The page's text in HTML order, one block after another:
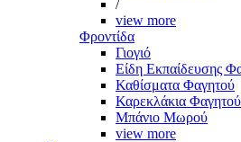
/
view more
Φροντίδα
Γιογιό
Είδη Εκπαίδευσης
Καθίσματα Φαγητού
Καρεκλάκια Φαγητού
Μπάνιο Μωρού
view more